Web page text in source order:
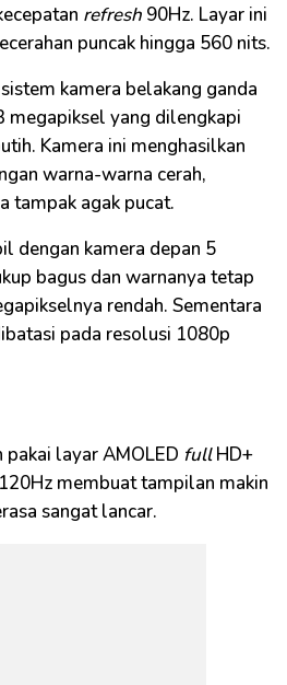
refresh 90Hz. Layar ini
puncak hingga 560 nits.
kamera belakang ganda
megapiksel yang dilengkapi
Kamera ini menghasilkan
warna-warna cerah,
tampak agak pucat.
dengan kamera depan 5
bagus dan warnanya tetap
rendah. Sementara
pada resolusi 1080p
layar AMOLED fullHD+
membuat tampilan makin
sangat lancar.